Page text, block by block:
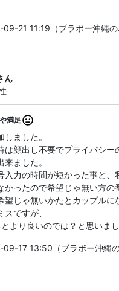
21 11:19（ブラボー沖縄の
ん
満足
ました。
は顔出し不要でプライバシー
ました。
入力の時間が短かった事と、
かったので希望じゃ無い方の
望じゃ無いかたとカップルに
ですが、
より良いのでは？と思いまし
17 13:50（ブラボー沖縄